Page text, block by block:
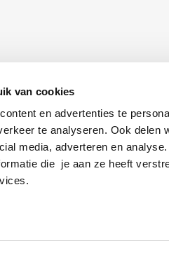
van cookies
en advertenties te
te analyseren. Ook delen
media, adverteren en
die je aan ze heeft